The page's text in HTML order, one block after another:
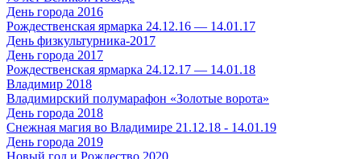
День города 2016
Рождественская ярмарка 24.12.16 — 14.01.17
День физкультурника-2017
День города 2017
Рождественская ярмарка 24.12.17 — 14.01.18
Владимир 2018
Владимирский полумарафон «Золотые ворота»
День города 2018
Снежная магия во Владимире 21.12.18 - 14.01.19
День города 2019
Новый год и Рождество 2020